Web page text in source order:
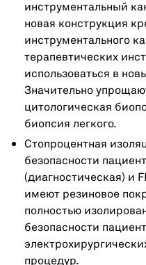
инструментальный
новая конструкция
инструментального
терапевтических
использоваться в
Значительно
цитологическая
биопсия легкого.
Стопроцентная
безопасности
(диагностическая) и
имеют резиновое
полностью
безопасности
процедур.